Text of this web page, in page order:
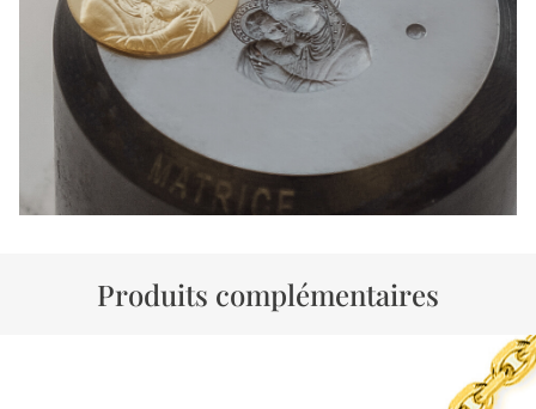
Produits complémentaires